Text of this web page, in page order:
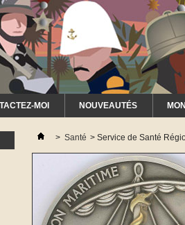
MOI NOUVEAUTÉS
> Santé > Service de Santé